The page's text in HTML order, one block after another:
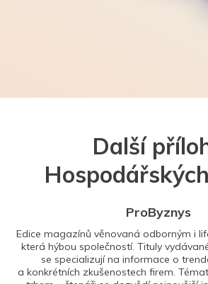
Další
ProByznys
Edice magazínů věnovaná odborným i
která hýbou společností. Tituly
se specializují na informace o
a konkrétních zkušenostech firem.